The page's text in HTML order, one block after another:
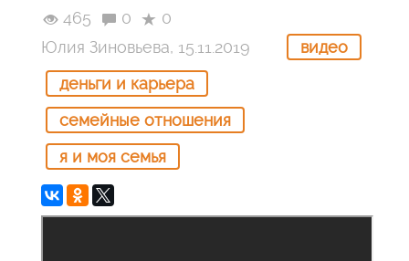
465 0
0
Юлия Зиновьева, 15.11.2019
видео
деньги и карьера
семейные отношения
я и моя семья